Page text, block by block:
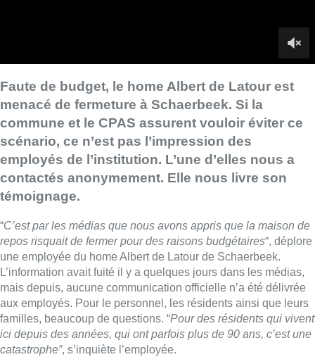
C’est par les médias que nous avons appris que la maison de
“, déplore
une employée du home Albert de Latour de Schaerbeek.
L’information avait fuité il y a quelques jours dans les médias,
mais depuis, aucune communication officielle n’a été délivrée
familles, beaucoup de questions. “Pour des résidents qui vivent
ici depuis des années, qui ont parfois plus de 90 ans, c’est une
catastrophe”, s’inquiète l’employée.
Une fermeture que craint également le personnel : “
cette maison de repos, une ambiance qu’on ne trouve nulle
part ailleurs. On la considère comme notre famille. Quand je
reviens de vacances, je suis contente de retourner au travail et
de retrouver les pensionnaires, on apporte du soin à des gens
qu’on aime“.
Le CPAS réagit
Si le CPAS ne s’est toujours pas directement adressé au
personnel et au résident de la maison de repos, l’organisme a
souhaité apporter quelques réponses dans un communiqué